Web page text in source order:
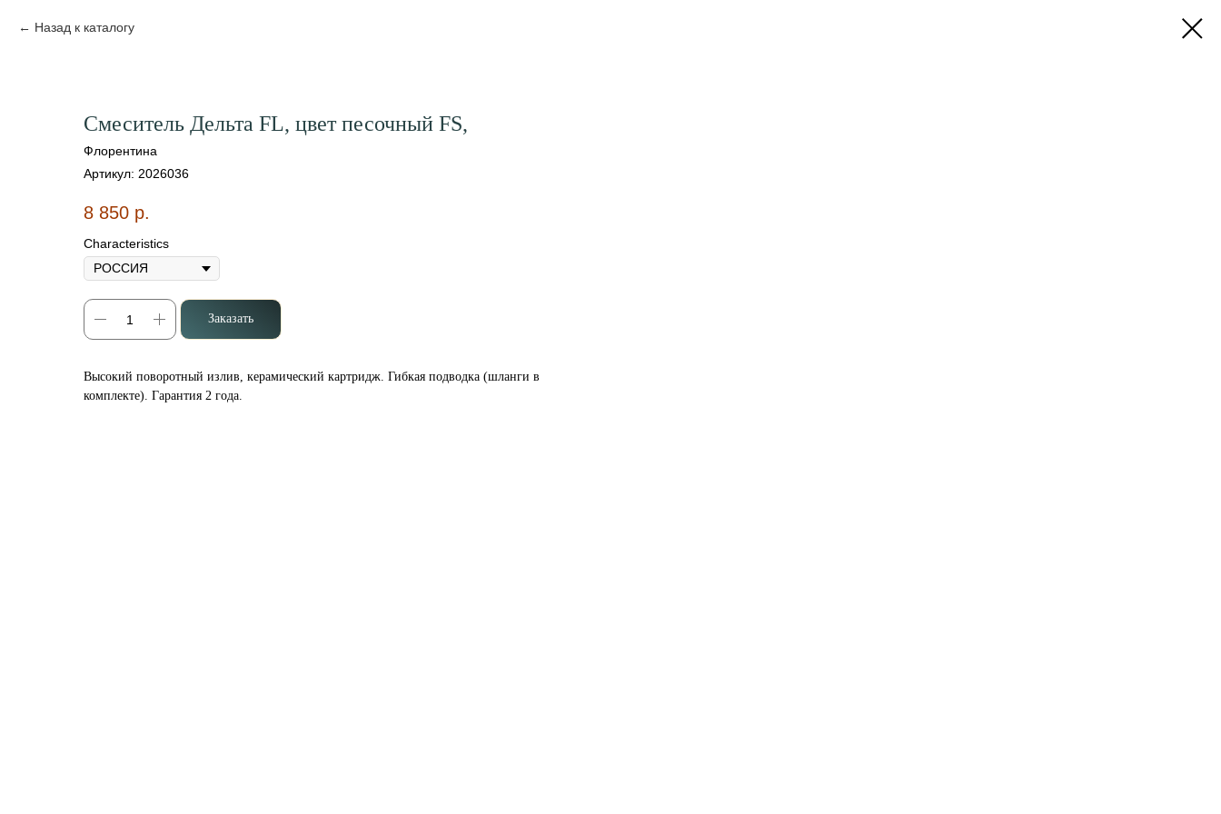
Назад к каталогу
Смеситель Дельта FL, цвет песочный FS,
Флорентина
Артикул: 2026036
8 850 р.
Characteristics
Заказать
Высокий поворотный излив, керамический картридж. Гибкая подводка (шланги в
комплекте). Гарантия 2 года.